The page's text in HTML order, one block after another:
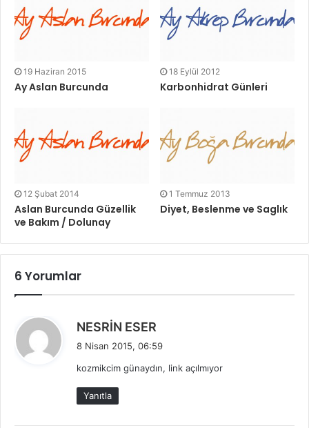
19 Haziran 2015
Ay Aslan Burcunda
18 Eylül 2012
Karbonhidrat Günleri
12 Şubat 2014
Aslan Burcunda Güzellik
ve Bakım / Dolunay
1 Temmuz 2013
Diyet, Beslenme ve Saglık
6 Yorumlar
NESRİN ESER
i
8 Nisan 2015, 06:59
kozmikcim günaydın, link açılmıyor
Yanıtla